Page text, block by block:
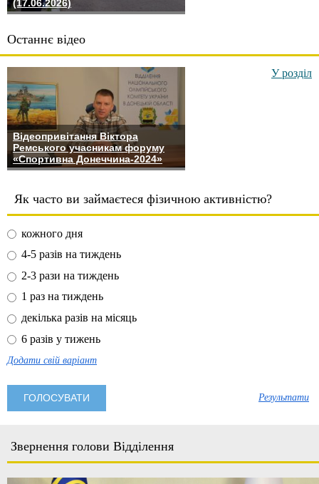
(17.06.2026)
Останнє відео
Відеопривітання Віктора
Ремського учасникам форуму
«Спортивна Донеччина-2024»
У розділ
Як часто ви займаєтеся фізичною активністю?
кожного дня
4-5 разів на тиждень
2-3 рази на тиждень
1 раз на тиждень
декілька разів на місяць
6 разів у тижень
Додати свій варіант
Результати
Звернення голови Відділення